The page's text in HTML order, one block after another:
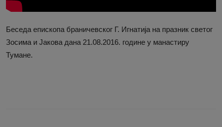
Беседа епископа браничевског Г. Игнатија на празник светог
Зосима и Јакова дана 21.08.2016. године у манастиру
Тумане.